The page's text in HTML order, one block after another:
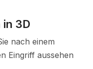
in 3D
nach einem
Eingriff aussehen